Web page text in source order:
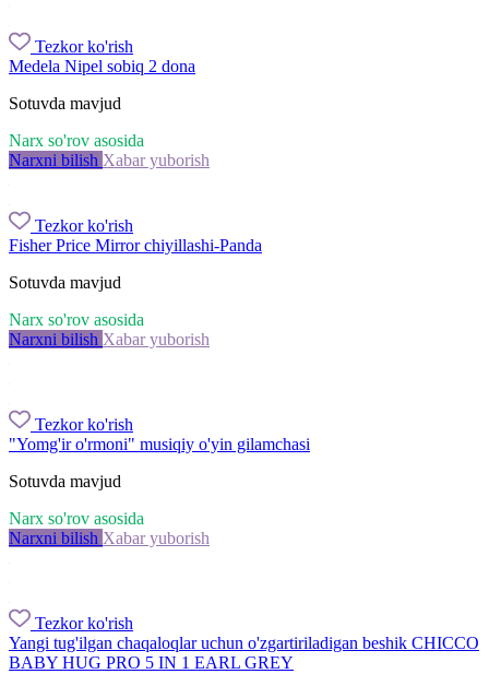
Tezkor ko'rish
Medela Nipel sobiq 2 dona
Sotuvda mavjud
Narx so'rov asosida
Narxni bilish Xabar yuborish
Tezkor ko'rish
Fisher Price Mirror chiyillashi-Panda
Sotuvda mavjud
Narx so'rov asosida
Narxni bilish Xabar yuborish
Tezkor ko'rish
"Yomg'ir o'rmoni" musiqiy o'yin gilamchasi
Sotuvda mavjud
Narx so'rov asosida
Narxni bilish Xabar yuborish
Tezkor ko'rish
Yangi tug'ilgan chaqaloqlar uchun o'zgartiriladigan beshik CHICCO
BABY HUG PRO 5 IN 1 EARL GREY